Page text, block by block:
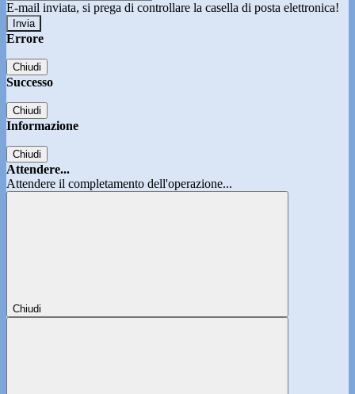
E-mail inviata, si prega di controllare la casella di posta elettronica!
Errore
Chiudi
Successo
Chiudi
Informazione
Chiudi
Attendere...
Attendere il completamento dell'operazione...
Chiudi